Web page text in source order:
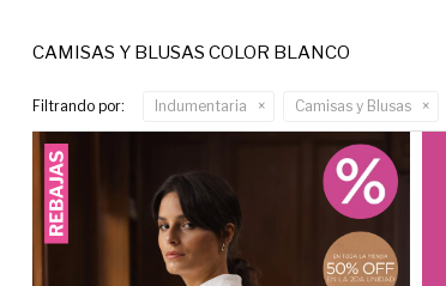
CAMISAS Y BLUSAS COLOR BLANCO
Filtrando por: Indumentaria Camisas y Blusas